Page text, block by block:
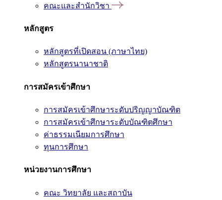
คณะและสำนักวิชา
หลักสูตร
หลักสูตรที่เปิดสอน (ภาษาไทย)
หลักสูตรนานาชาติ
การสมัครเข้าศึกษา
การสมัครเข้าศึกษาระดับปริญญาบัณฑิต
การสมัครเข้าศึกษาระดับบัณฑิตศึกษา
ค่าธรรมเนียมการศึกษา
ทุนการศึกษา
หน่วยงานการศึกษา
คณะ วิทยาลัย และสถาบัน